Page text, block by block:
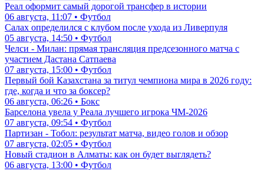
Реал оформит самый дорогой трансфер в истории
06 августа, 11:07 • Футбол
Салах определился с клубом после ухода из Ливерпуля
05 августа, 14:50 • Футбол
Челси - Милан: прямая трансляция предсезонного матча с
участием Дастана Сатпаева
07 августа, 15:00 • Футбол
Первый бой Казахстана за титул чемпиона мира в 2026 году:
где, когда и что за боксер?
06 августа, 06:26 • Бокс
Барселона увела у Реала лучшего игрока ЧМ-2026
07 августа, 09:54 • Футбол
Партизан - Тобол: результат матча, видео голов и обзор
07 августа, 02:05 • Футбол
Новый стадион в Алматы: как он будет выглядеть?
06 августа, 13:00 • Футбол